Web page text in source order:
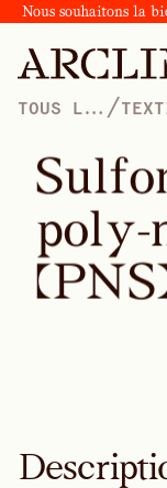
Nous souhaitons la
TOUS LES /
Sulfo
poly-
(PNS